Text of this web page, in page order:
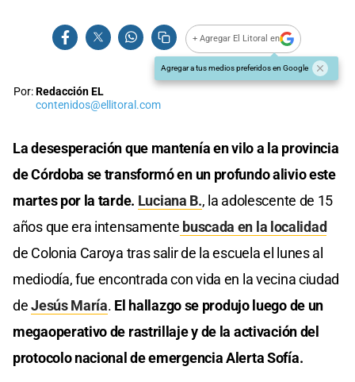
+ Agregar El Litoral en
Agregar a tus medios preferidos en Google
Por:Redacción EL
contenidos@ellitoral.com
La desesperación que mantenía en vilo a la provincia
de Córdoba se transformó en un profundo alivio este
martes por la tarde. Luciana B., la adolescente de 15
años que era intensamente buscada en la localidad
de Colonia Caroya tras salir de la escuela el lunes al
mediodía, fue encontrada con vida en la vecina ciudad
deJesús María. El hallazgo se produjo luego de un
megaoperativo de rastrillaje y de la activación del
protocolo nacional de emergencia Alerta Sofía.